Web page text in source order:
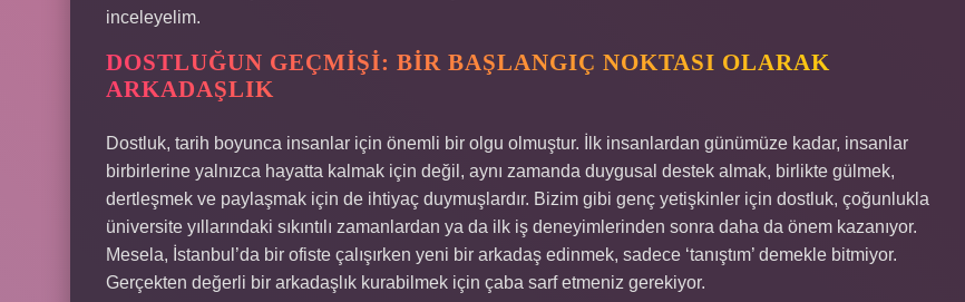
inceleyelim.
DOSTLUĞUN GEÇMIŞI: BIR BAŞLANGIÇ NOKTASI OLARAK
ARKADAŞLIK
Dostluk, tarih boyunca insanlar için önemli bir olgu olmuştur. İlk insanlardan günümüze kadar, insanlar
birbirlerine yalnızca hayatta kalmak için değil, aynı zamanda duygusal destek almak, birlikte gülmek,
dertleşmek ve paylaşmak için de ihtiyaç duymuşlardır. Bizim gibi genç yetişkinler için dostluk, çoğunlukla
üniversite yıllarındaki sıkıntılı zamanlardan ya da ilk iş deneyimlerinden sonra daha da önem kazanıyor.
Mesela, İstanbul’da bir ofiste çalışırken yeni bir arkadaş edinmek, sadece ‘tanıştım’ demekle bitmiyor.
Gerçekten değerli bir arkadaşlık kurabilmek için çaba sarf etmeniz gerekiyor.